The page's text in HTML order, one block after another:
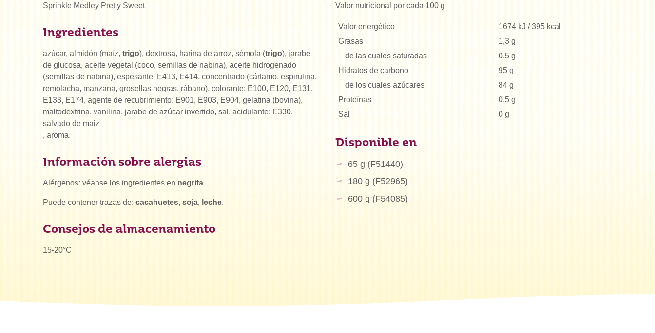
Sprinkle Medley Pretty Sweet
Ingredientes
azúcar, almidón (maíz, trigo), dextrosa, harina de arroz, sémola (trigo), jarabe
de glucosa, aceite vegetal (coco, semillas de nabina), aceite hidrogenado
(semillas de nabina), espesante: E413, E414, concentrado (cártamo, espirulina,
remolacha, manzana, grosellas negras, rábano), colorante: E100, E120, E131,
E133, E174, agente de recubrimiento: E901, E903, E904, gelatina (bovina),
maltodextrina, vanilina, jarabe de azúcar invertido, sal, acidulante: E330,
salvado de maiz
, aroma.
Información sobre alergias
Alérgenos: véanse los ingredientes en negrita.
Puede contener trazas de: cacahuetes, soja, leche.
Consejos de almacenamiento
15-20°C
Valor nutricional por cada 100 g
Valor energético
1674 kJ / 395 kcal
Grasas
1,3 g
de las cuales saturadas
0,5 g
Hidratos de carbono
95 g
de los cuales azúcares
84 g
Proteínas
0,5 g
Sal
0 g
Disponible en
65 g (F51440)
180 g (F52965)
600 g (F54085)